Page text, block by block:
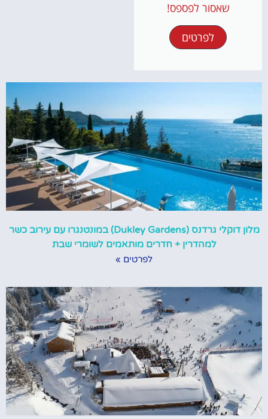
שאסור לפספס!
לפרטים
מלון דוקלי גרדנס (Dukley Gardens) במונטנגרו עם עירוב כשר
למהדרין + חדרים מותאמים לשומרי שבת
לפרטים »